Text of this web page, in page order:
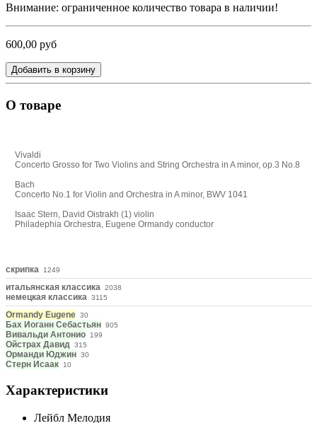
Внимание: ограниченное количество товара в наличии!
600,00 руб
Добавить в корзину
О товаре
Vivaldi
Concerto Grosso for Two Violins and String Orchestra in A minor, op.3 No.8
Bach
Concerto No.1 for Violin and Orchestra in A minor, BWV 1041
Isaac Stern, David Oistrakh (1) violin
Philadephia Orchestra, Eugene Ormandy conductor
скрипка 1249
итальянская классика 2038
немецкая классика 3115
Ormandy Eugene 30
Бах Иоганн Себастьян 905
Вивальди Антонио 199
Ойстрах Давид 315
Орманди Юджин 30
Стерн Исаак 10
Характеристики
Лейбл Мелодия